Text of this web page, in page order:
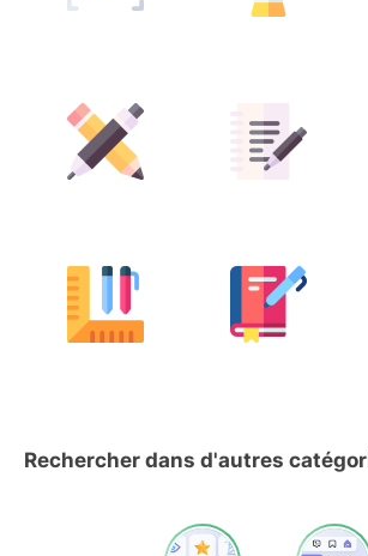
Rechercher dans d'autres